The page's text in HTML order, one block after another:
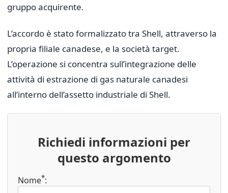
gruppo acquirente.
L’accordo è stato formalizzato tra Shell, attraverso la
propria filiale canadese, e la società target.
L’operazione si concentra sull’integrazione delle
attività di estrazione di gas naturale canadesi
all’interno dell’assetto industriale di Shell.
Richiedi informazioni per
questo argomento
Nome*: